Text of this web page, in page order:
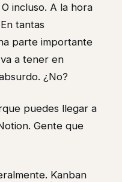
incluso. A la hora
tantas
parte importante
a tener en
¿No?
puedes llegar a
Gente que
Kanban